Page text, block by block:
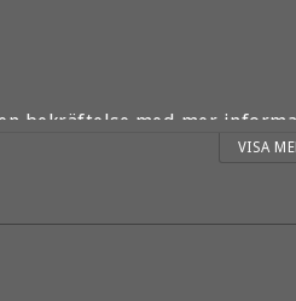
bekräftelse med mer
VISA